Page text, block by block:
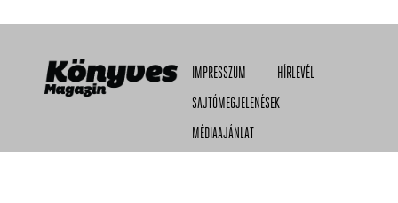
IMPRESSZUM
HÍRLEVÉL
SAJTÓMEGJELENÉSEK
MÉDIAAJÁNLAT